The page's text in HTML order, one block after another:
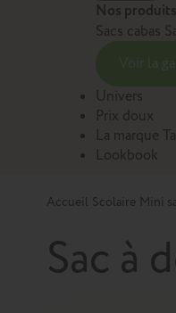
Nos produits
Sacs cabas
Univers
Prix doux
La marque
Lookbook
Accueil Scolaire Mini
Sac à